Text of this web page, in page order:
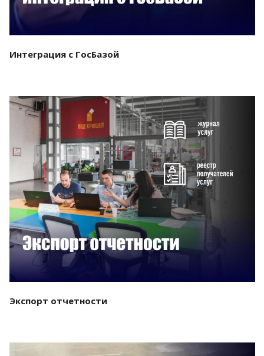
Интеграция с ГосБазой
Смотреть проект
Экспорт отчетности